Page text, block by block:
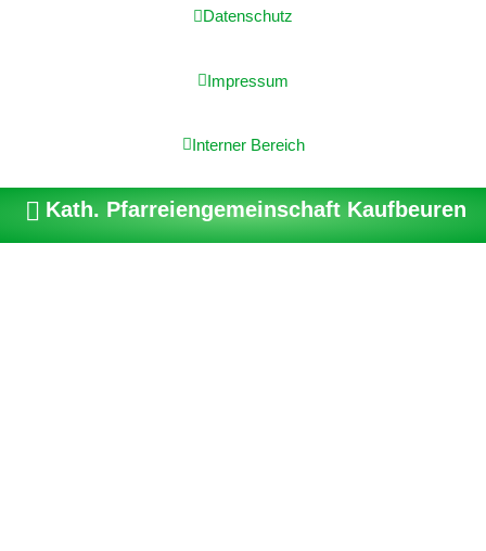
Datenschutz
Impressum
Interner Bereich
Kath. Pfarreiengemeinschaft Kaufbeuren